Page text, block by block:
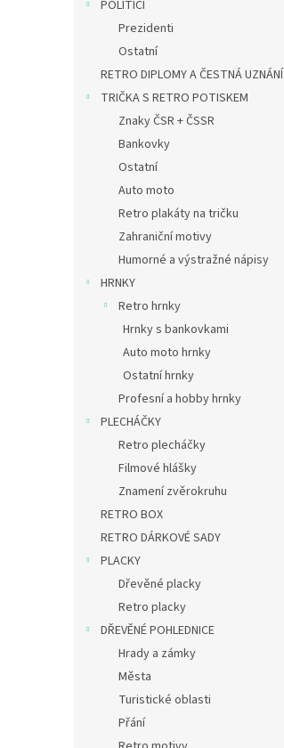
POLITICI
Prezidenti
Ostatní
RETRO DIPLOMY A ČESTNÁ UZNÁNÍ
TRIČKA S RETRO POTISKEM
Znaky ČSR + ČSSR
Bankovky
Ostatní
Auto moto
Retro plakáty na tričku
Zahraniční motivy
Humorné a výstražné nápisy
HRNKY
Retro hrnky
Hrnky s bankovkami
Auto moto hrnky
Ostatní hrnky
Profesní a hobby hrnky
PLECHÁČKY
Retro plecháčky
Filmové hlášky
Znamení zvěrokruhu
RETRO BOX
RETRO DÁRKOVÉ SADY
PLACKY
Dřevěné placky
Retro placky
DŘEVĚNÉ POHLEDNICE
Hrady a zámky
Města
Turistické oblasti
Přání